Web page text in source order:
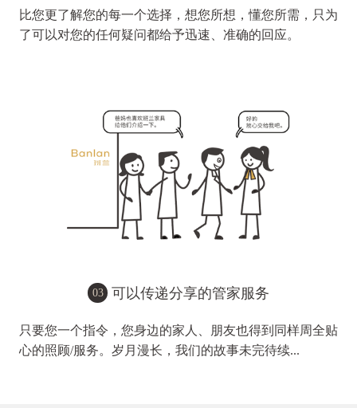
比您更了解您的每一个选择，想您所想，懂您所需，只为
了可以对您的任何疑问都给予迅速、准确的回应。
03 可以传递分享的管家服务
只要您一个指令，您身边的家人、朋友也得到同样周全贴
心的照顾/服务。岁月漫长，我们的故事未完待续...